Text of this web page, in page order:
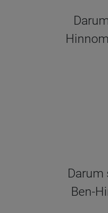
Darum
Ben-